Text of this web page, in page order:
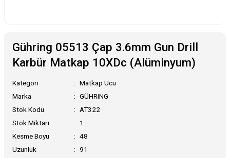
Gühring 05513 Çap 3.6mm Gun Drill
Karbür Matkap 10XDc (Alüminyum)
Kategori
Matkap Ucu
Marka
GÜHRING
Stok Kodu
AT322
Stok Miktarı
1
Kesme Boyu
48
Uzunluk
91